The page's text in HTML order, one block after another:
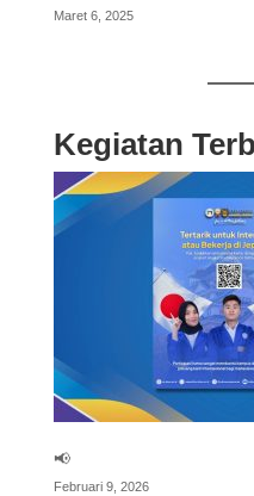
Maret 6, 2025
Kegiatan
📢
Februari 9, 2026